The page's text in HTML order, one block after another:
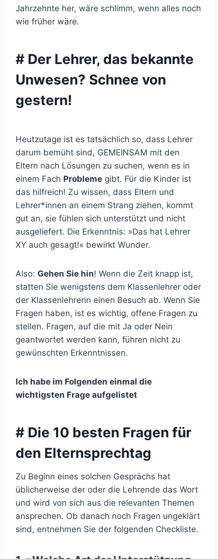
Jahrzehnte her, wäre schlimm, wenn alles noch
wie früher wäre.
# Der Lehrer, das bekannte
Unwesen? Schnee von
gestern!
Heutzutage ist es tatsächlich so, dass Lehrer
darum bemüht sind, GEMEINSAM mit den
Eltern nach Lösungen zu suchen, wenn es in
einem Fach Probleme gibt. Für die Kinder ist
das hilfreich! Zu wissen, dass Eltern und
Lehrer*innen an einem Strang ziehen, kommt
gut an, sie fühlen sich unterstützt und nicht
ausgeliefert. Die Erkenntnis: »Das hat Lehrer
XY auch gesagt!« bewirkt Wunder.
Also: Gehen Sie hin! Wenn die Zeit knapp ist,
statten Sie wenigstens dem Klassenlehrer oder
der Klassenlehrerin einen Besuch ab. Wenn Sie
Fragen haben, ist es wichtig, offene Fragen zu
stellen. Fragen, auf die mit Ja oder Nein
geantwortet werden kann, führen nicht zu
gewünschten Erkenntnissen.
Ich habe im Folgenden einmal die
wichtigsten Frage aufgelistet
# Die 10 besten Fragen für
den Elternsprechtag
Zu Beginn eines solchen Gesprächs hat
üblicherweise der oder die Lehrende das Wort
und wird von sich aus die relevanten Themen
ansprechen. Ob danach noch Fragen ungeklärt
sind, entnehmen Sie der folgenden Checkliste.